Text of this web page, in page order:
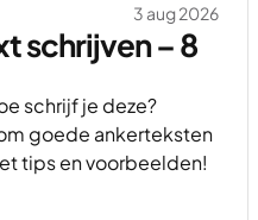
3 aug 2026
schrijven – 8
schrijf je deze?
goede ankerteksten
tips en voorbeelden!